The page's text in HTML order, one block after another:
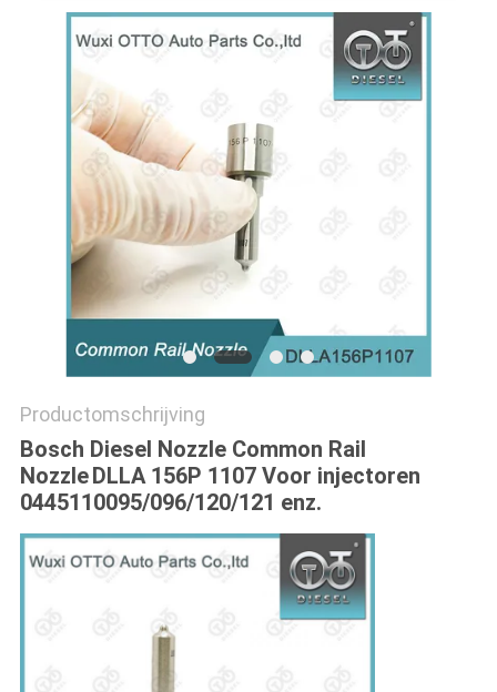
SITEMAP
PRIVACY
POLICY
Productomschrijving
Bosch Diesel Nozzle Common Rail
Nozzle DLLA 156P 1107 Voor injectoren
0445110095/096/120/121 enz.